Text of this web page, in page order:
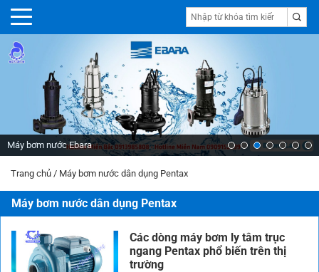
Máy bơm nước Ebara
Trang chủ / Máy bơm nước dân dụng Pentax
Máy bơm nước dân dụng Pentax
Các dòng máy bơm ly tâm trục
ngang Pentax phổ biến trên thị
trường